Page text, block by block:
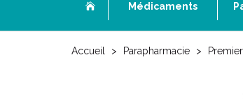
Médicaments
Accueil Parapharmacie